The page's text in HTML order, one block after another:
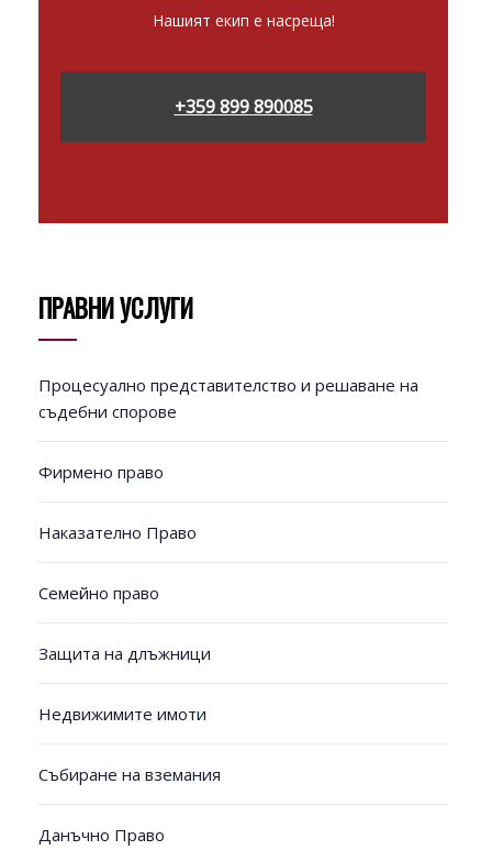
Нашият екип е насреща!
+359 899 890085
ПРАВНИ УСЛУГИ
Процесуално представителство и решаване на
съдебни спорове
Фирмено право
Наказателно Право
Семейно право
Защита на длъжници
Недвижимите имоти
Събиране на вземания
Данъчно Право